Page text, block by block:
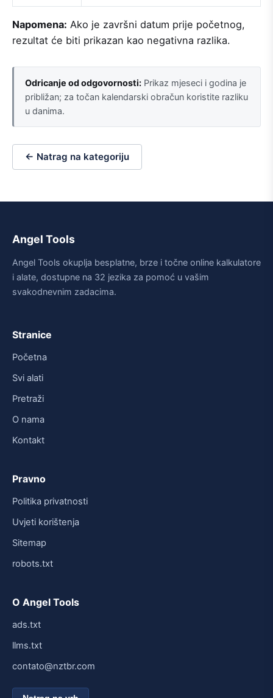
Napomena: Ako je završni datum prije početnog,
rezultat će biti prikazan kao negativna razlika.
Odricanje od odgovornosti: Prikaz mjeseci i godina je
približan; za točan kalendarski obračun koristite razliku
u danima.
← Natrag na kategoriju
Angel Tools
Angel Tools okuplja besplatne, brze i točne online kalkulatore
i alate, dostupne na 32 jezika za pomoć u vašim
svakodnevnim zadacima.
Stranice
Početna
Svi alati
Pretraži
O nama
Kontakt
Pravno
Politika privatnosti
Uvjeti korištenja
Sitemap
robots.txt
O Angel Tools
ads.txt
llms.txt
contato@nztbr.com